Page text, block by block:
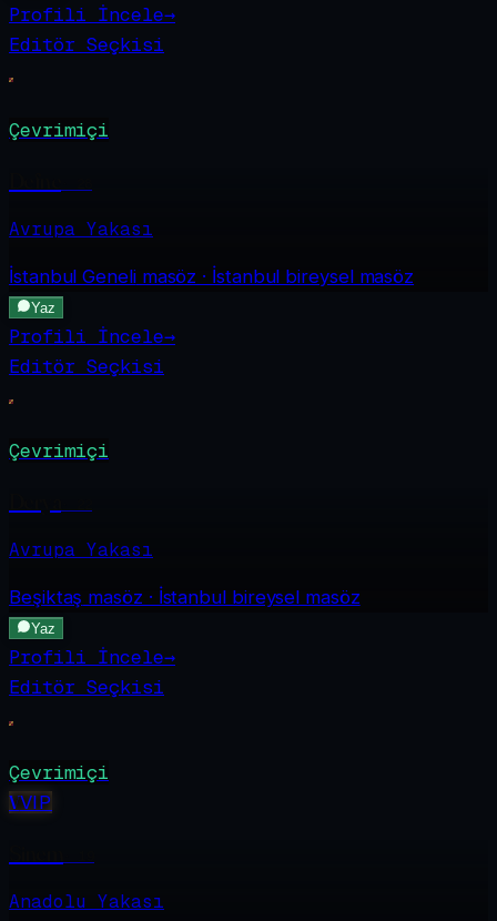
Profili İncele→
Editör Seçkisi
Çevrimiçi
Avrupa Yakası
İstanbul Genelimasöz · İstanbul bireysel masöz
Yaz
Profili İncele→
Editör Seçkisi
Çevrimiçi
Avrupa Yakası
Beşiktaş masöz · İstanbul bireysel masöz
Yaz
Profili İncele→
Editör Seçkisi
Çevrimiçi
VVIP
Anadolu Yakası